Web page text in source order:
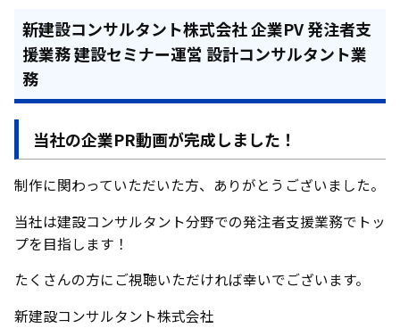
新建設コンサルタント株式会社 企業PV 発注者支
援業務 建設セミナー運営 設計コンサルタント業
務
当社の企業PR動画が完成しました！
制作に関わっていただいた方、ありがとうございました。
当社は建設コンサルタント分野での発注者支援業務でトッ
プを目指します！
たくさんの方にご視聴いただければ幸いでございます。
新建設コンサルタント株式会社